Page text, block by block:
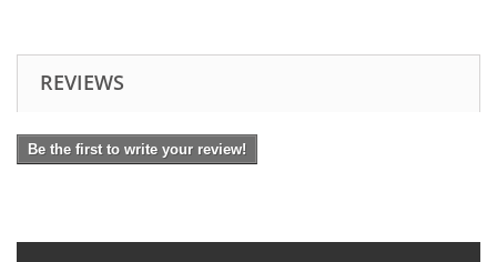
REVIEWS
Be the first to write your review!